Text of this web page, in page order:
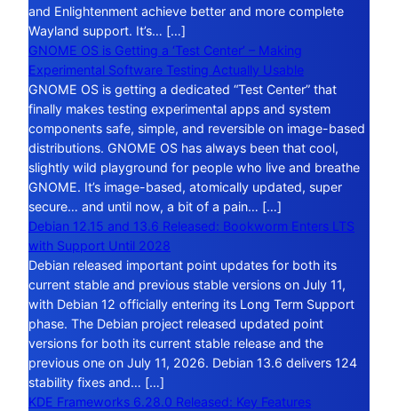
and Enlightenment achieve better and more complete
Wayland support. It’s… […]
GNOME OS is Getting a ‘Test Center’ – Making
Experimental Software Testing Actually Usable
GNOME OS is getting a dedicated “Test Center” that
finally makes testing experimental apps and system
components safe, simple, and reversible on image-based
distributions. GNOME OS has always been that cool,
slightly wild playground for people who live and breathe
GNOME. It’s image-based, atomically updated, super
secure… and until now, a bit of a pain… […]
Debian 12.15 and 13.6 Released: Bookworm Enters LTS
with Support Until 2028
Debian released important point updates for both its
current stable and previous stable versions on July 11,
with Debian 12 officially entering its Long Term Support
phase. The Debian project released updated point
versions for both its current stable release and the
previous one on July 11, 2026. Debian 13.6 delivers 124
stability fixes and… […]
KDE Frameworks 6.28.0 Released: Key Features